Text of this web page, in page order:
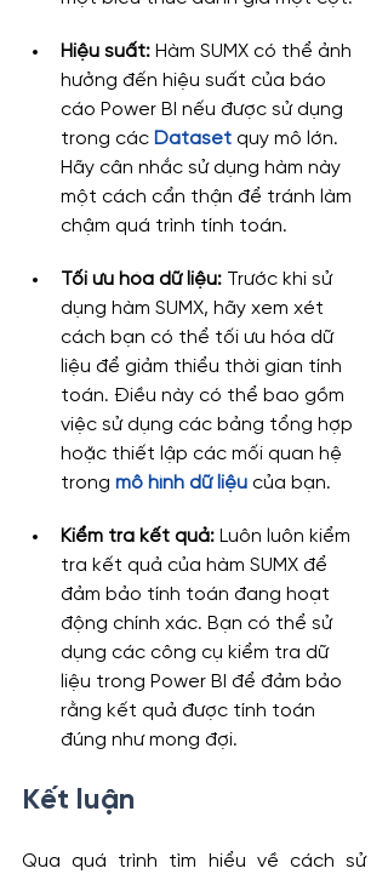
Hiệu suất: Hàm SUMX có thể ảnh
hưởng đến hiệu suất của báo
cáo Power BI nếu được sử dụng
trong các Dataset quy mô lớn.
Hãy cân nhắc sử dụng hàm này
một cách cẩn thận để tránh làm
chậm quá trình tính toán.
Tối ưu hóa dữ liệu: Trước khi sử
dụng hàm SUMX, hãy xem xét
cách bạn có thể tối ưu hóa dữ
liệu để giảm thiểu thời gian tính
toán. Điều này có thể bao gồm
việc sử dụng các bảng tổng hợp
hoặc thiết lập các mối quan hệ
trong mô hình dữ liệu của bạn.
Kiểm tra kết quả: Luôn luôn kiểm
tra kết quả của hàm SUMX để
đảm bảo tính toán đang hoạt
động chính xác. Bạn có thể sử
dụng các công cụ kiểm tra dữ
liệu trong Power BI để đảm bảo
rằng kết quả được tính toán
đúng như mong đợi.
Kết luận
Qua quá trình tìm hiểu về cách sử